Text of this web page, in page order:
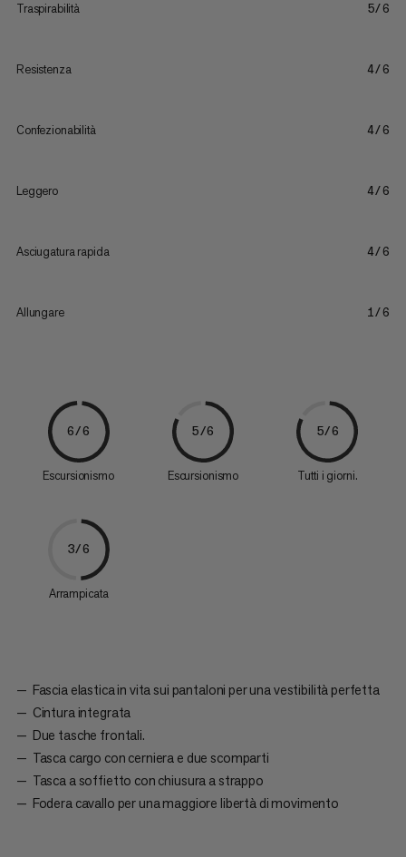
Traspirabilità 5/6
Resistenza 4/6
Confezionabilità 4/6
Leggero 4/6
Asciugatura rapida 4/6
Allungare 1/6
6/6
Escursionismo
5/6
Escursionismo
5/6
Tutti i giorni.
3/6
Arrampicata
Fascia elastica in vita sui pantaloni per una vestibilità perfetta
Cintura integrata
Due tasche frontali.
Tasca cargo con cerniera e due scomparti
Tasca a soffietto con chiusura a strappo
Fodera cavallo per una maggiore libertà di movimento